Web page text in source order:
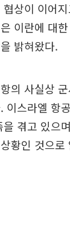
상이 이어
이란에 대
밝혀왔다.
의 사실상
이스라엘 항
겪고 있으
황인 것으로